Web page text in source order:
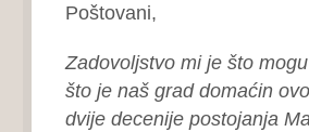
Poštovani,
Zadovoljstvo mi je što
što je naš grad domaćin
dvije decenije postojanja